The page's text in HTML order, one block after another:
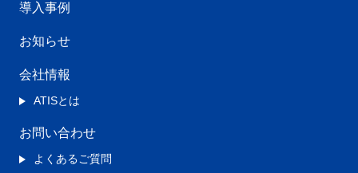
導入事例
お知らせ
会社情報
ATISとは
お問い合わせ
よくあるご質問